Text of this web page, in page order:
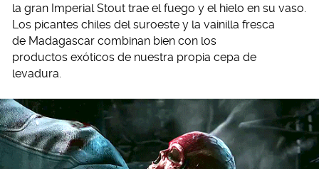
la gran Imperial Stout trae el fuego y el hielo en su vaso.
Los picantes chiles del suroeste y la vainilla fresca
de Madagascar combinan bien con los
productos exóticos de nuestra propia cepa de
levadura.